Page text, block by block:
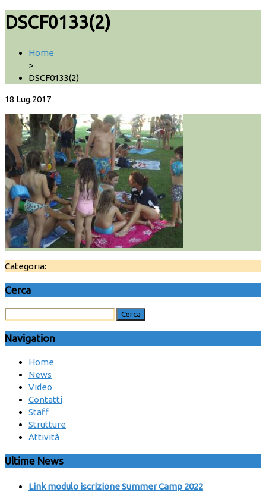
DSCF0133(2)
Home
>
DSCF0133(2)
18 Lug.2017
Categoria:
Cerca
Navigation
Home
News
Video
Contatti
Staff
Strutture
Attività
Ultime News
Link modulo iscrizione Summer Camp 2022